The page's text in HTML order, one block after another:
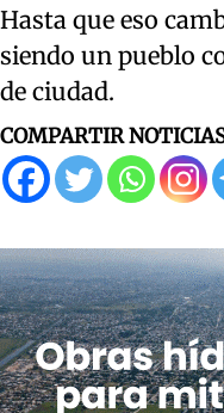
Hasta que eso
siendo un pueblo
de ciudad.
COMPARTIR